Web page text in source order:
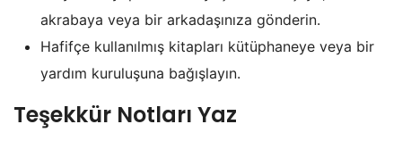
akrabaya veya bir arkadaşınıza gönderin.
Hafifçe kullanılmış kitapları kütüphaneye veya bir
yardım kuruluşuna bağışlayın.
Teşekkür Notları Yaz